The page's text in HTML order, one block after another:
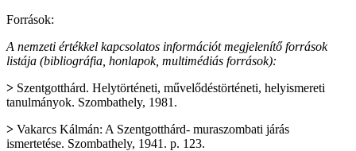
Források:
A nemzeti értékkel kapcsolatos információt megjelenítő források
listája (bibliográfia, honlapok, multimédiás források):
> Szentgotthárd. Helytörténeti, művelődéstörténeti, helyismereti
tanulmányok. Szombathely, 1981.
> Vakarcs Kálmán: A Szentgotthárd- muraszombati járás
ismertetése. Szombathely, 1941. p. 123.